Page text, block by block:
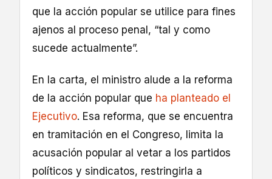
que la acción popular se utilice para fines
ajenos al proceso penal, “tal y como
sucede actualmente”.
En la carta, el ministro alude a la reforma
de la acción popular que ha planteado el
Ejecutivo. Esa reforma, que se encuentra
en tramitación en el Congreso, limita la
acusación popular al vetar a los partidos
políticos y sindicatos, restringirla a